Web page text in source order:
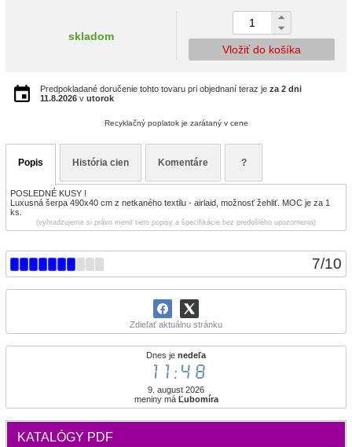
7/10
Zdieľať aktuálnu stránku
Dnes je nedeľa
11:48
9. august 2026
meniny má Ľubomíra
KATALÓGY PDF
skladom
Vložiť do košíka
Predpokladané doručenie tohto tovaru pri objednaní teraz je za 2 dni
11.8.2026 v utorok
Recyklačný poplatok je zarátaný v cene
Popis História cien Komentáre ?
POSLEDNÉ KUSY !
Luxusná šerpa 490x40 cm z netkaného textilu - airlaid, možnosť žehliť. MOC je za 1
ks.
(vyhradzujeme si právo meniť tieto popisy a špecifikácie bez predošlého upozornenia)